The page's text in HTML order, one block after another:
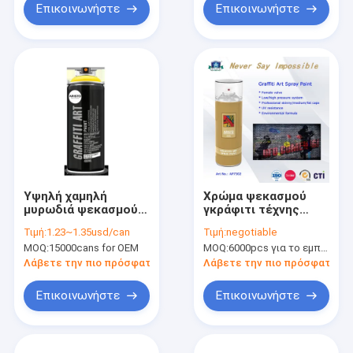
Επικοινωνήστε Επικοινωνήστε
Υψηλή χαμηλή
μυρωδιά ψεκασμού
ανθεκτική γκράφιτι
με την υψηλή
κάλυψη
Τιμή:1.23~1.35usd/can
MOQ:15000cans for OEM
Λάβετε την πιο πρόσφατη τιμή
Επικοινωνήστε
Χρώμα ψεκασμού
γκράφιτι τέχνης
προηγμένο τύπο και
το επαγγελματικό
σύστημα βαλβίδων
Τιμή:negotiable
MOQ:6000pcs για το εμπορικό σήμα Aristo, 15000pcs για το εμπορικό σήμα πελατών
Λάβετε την πιο πρόσφατη
Επικοινωνήστε